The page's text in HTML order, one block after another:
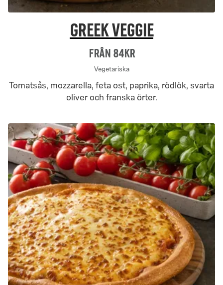
Greek Veggie
Från 84Kr
Vegetariska
Tomatsås, mozzarella, feta ost, paprika, rödlök, svarta
oliver och franska örter.